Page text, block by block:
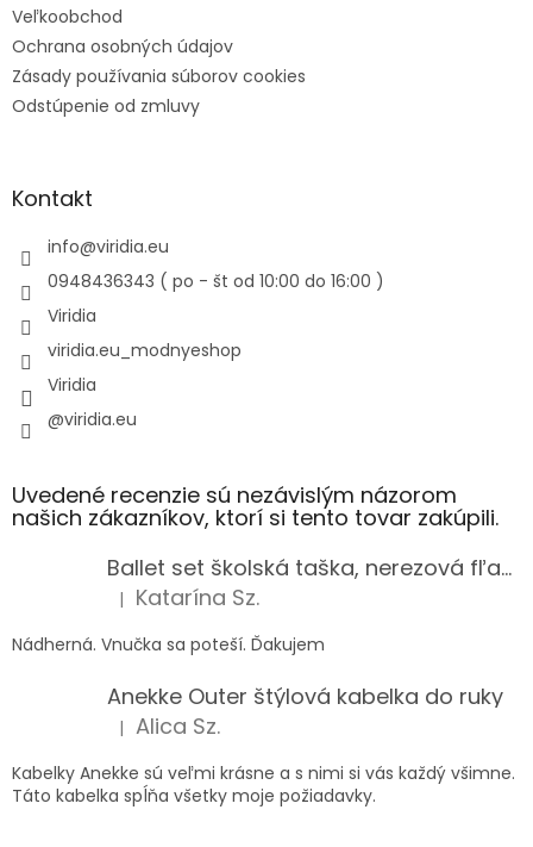
Veľkoobchod
Ochrana osobných údajov
Zásady používania súborov cookies
Odstúpenie od zmluvy
Kontakt
info@viridia.eu
0948436343 ( po - št od 10:00 do 16:00 )
Viridia
viridia.eu_modnyeshop
Viridia
@viridia.eu
Uvedené recenzie sú nezávislým názorom
našich zákazníkov, ktorí si tento tovar zakúpili.
Ballet set školská taška, nerezová fľaša a plný peračník s motívom baletky pre dievča
Hodnotenie produktu je 5 z 5 hviezdičiek.
| Katarína Sz.
Nádherná. Vnučka sa poteší. Ďakujem
Anekke Outer štýlová kabelka do ruky
Hodnotenie produktu je 5 z 5 hviezdičiek.
| Alica Sz.
Kabelky Anekke sú veľmi krásne a s nimi si vás každý všimne.
Táto kabelka spĺňa všetky moje požiadavky.